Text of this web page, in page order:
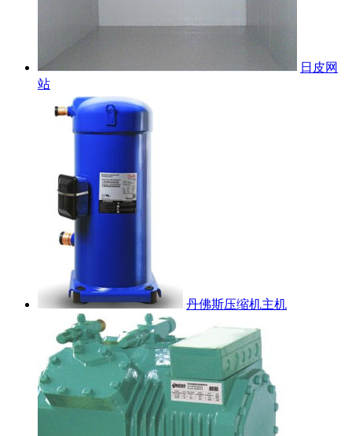
日皮网
站
丹佛斯压缩机主机